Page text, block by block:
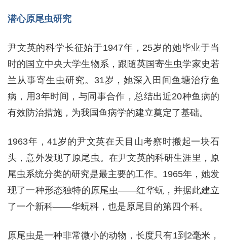
潜心原尾虫研究
尹文英的科学长征始于1947年，25岁的她毕业于当
时的国立中央大学生物系，跟随英国寄生虫学家史若
兰从事寄生虫研究。31岁，她深入田间鱼塘治疗鱼
病，用3年时间，与同事合作，总结出近20种鱼病的
有效防治措施，为我国鱼病学的建立奠定了基础。
1963年，41岁的尹文英在天目山考察时搬起一块石
头，意外发现了原尾虫。在尹文英的科研生涯里，原
尾虫系统分类的研究是最主要的工作。1965年，她发
现了一种形态独特的原尾虫——红华蚖，并据此建立
了一个新科——华蚖科，也是原尾目的第四个科。
原尾虫是一种非常微小的动物，长度只有1到2毫米，